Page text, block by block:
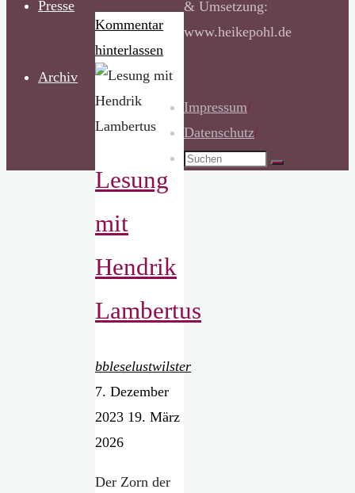
Presse
Archiv
Kommentar
hinterlassen
Lesung
mit
Hendrik
Lambertus
bbleselustwilster
7. Dezember
2023 19. März
2026
Der Zorn der
& Umsetzung:
www.heikepohl.de
Impressum/
Datenschutz/
Suchen
Suchen